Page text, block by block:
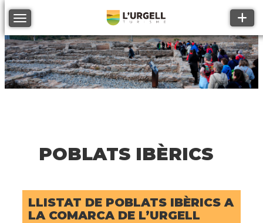
Toggle navigation
POBLATS IBÈRICS
LLISTAT DE POBLATS IBÈRICS A
LA COMARCA DE L’URGELL